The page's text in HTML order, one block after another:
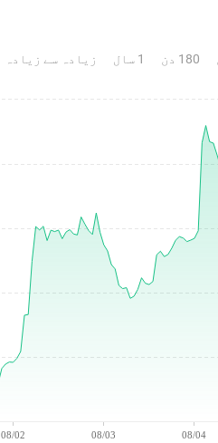
180 دن 1 سال زیادہ سے زیادہ
08/02 08/03 08/04